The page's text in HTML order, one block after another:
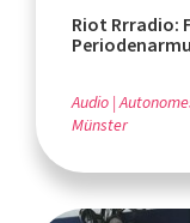
Riot Rrradio:
Audio
Münster